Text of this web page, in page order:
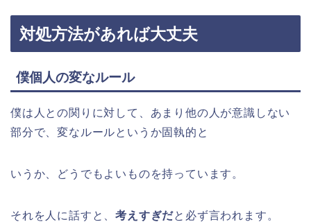
対処方法があれば大丈夫
僕個人の変なルール
僕は人との関りに対して、あまり他の人が意識しない
部分で、変なルールというか固執的と
いうか、どうでもよいものを持っています。
それを人に話すと、考えすぎだと必ず言われます。